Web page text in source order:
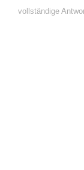
vollständige